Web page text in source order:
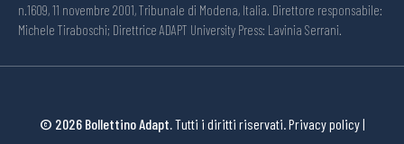
n.1609, 11 novembre 2001, Tribunale di Modena, Italia. Direttore responsabile:
Michele Tiraboschi; Direttrice ADAPT University Press: Lavinia Serrani.
© 2026 Bollettino Adapt.Tutti i diritti riservati.Privacy policy|